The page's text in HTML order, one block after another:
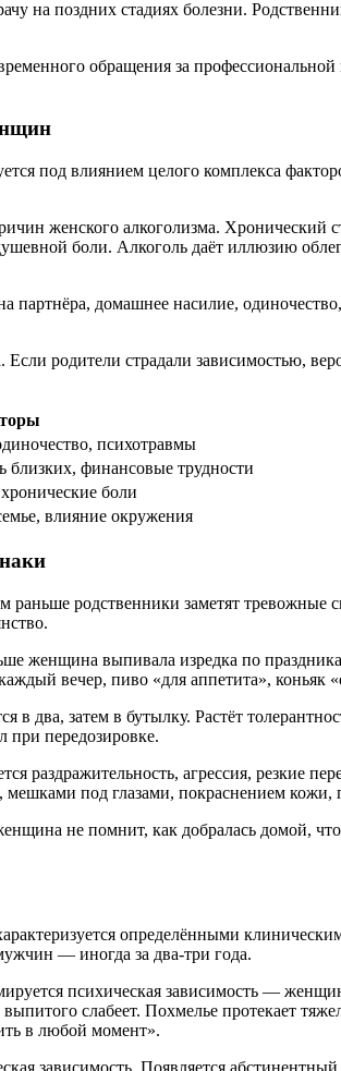
на поздних стадиях болезни.
обращения за
под влиянием целого комплекса
женского алкоголизма. Хронический
боли. Алкоголь даёт иллюзию
домашнее насилие,
родители страдали зависимостью,
психотравмы
близких, финансовые трудности
боли
влияние окружения
раньше родственники заметят
выпивала изредка по
вечер, пиво «для аппетита», коньяк
два, затем в бутылку. Растёт
при передозировке.
раздражительность, агрессия, резкие
под глазами, покраснением кожи,
не помнит, как добралась домой,
определёнными
— иногда за два-три года.
психическая зависимость —
слабеет. Похмелье протекает
в любой момент».
зависимость. Появляется